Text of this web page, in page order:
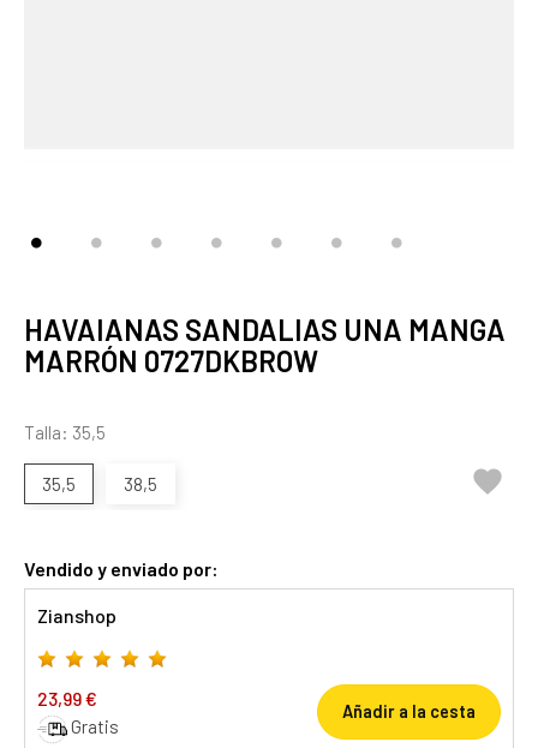
HAVAIANAS SANDALIAS UNA MANGA
MARRÓN 0727DKBROW
Talla: 35,5
35,5 38,5 
Vendido y enviado por:
Zianshop
23,99 €
Gratis
Añadir a la cesta